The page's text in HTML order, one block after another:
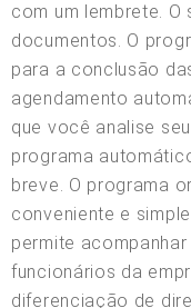
com um lembrete.
documentos. O
para a conclusão
agendamento
que você analise
programa
breve. O programa
conveniente e
permite
funcionários da
diferenciação de